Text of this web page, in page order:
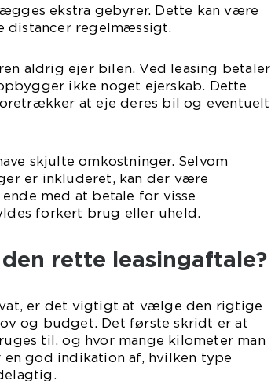
ekstra gebyrer. Dette kan være
distancer regelmæssigt.
aldrig ejer bilen. Ved leasing betaler
ikke noget ejerskab. Dette
at eje deres bil og eventuelt
skjulte omkostninger. Selvom
er inkluderet, kan der være
med at betale for visse
forkert brug eller uheld.
rette leasingaftale?
er det vigtigt at vælge den rigtige
og budget. Det første skridt er at
til, og hvor mange kilometer man
god indikation af, hvilken type